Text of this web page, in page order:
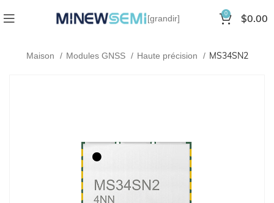
[grandir] 0 $0.00
Maison Modules GNSS Haute précision MS34SN2